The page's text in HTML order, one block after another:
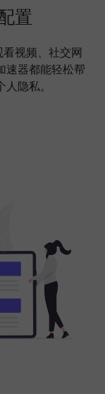
置
视频、社交网
速器都能轻松帮
隐私。